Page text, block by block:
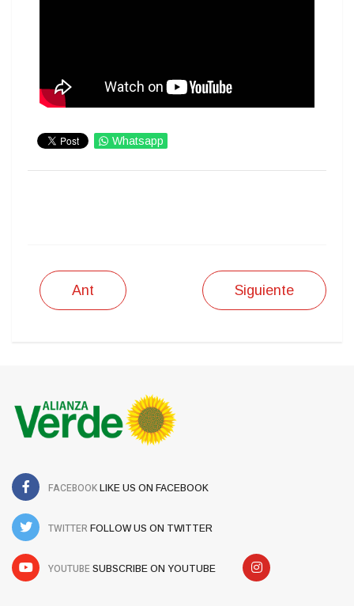
Whatsapp
Ant Siguiente
FACEBOOK LIKE US ON FACEBOOK
TWITTER FOLLOW US ON TWITTER
YOUTUBE SUBSCRIBE ON YOUTUBE